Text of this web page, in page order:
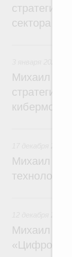
сектора
Михаил
Михаил
Михаил
«Цифровые